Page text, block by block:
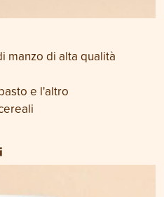
manzo di alta qualità
e l'altro